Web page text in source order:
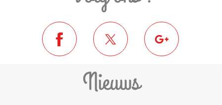
Nieuws